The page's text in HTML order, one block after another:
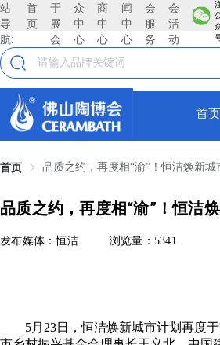
站
导
航:
首
页
于
展
会
众
中
心
商
中
心
闻
中
心
会
服
务
会
活
动
首页
首页 品质之约，再度相“渝”！恒洁焕新城
品质之约，再度相“渝”！恒洁
发布媒体：恒洁 浏览量：5341
5月23日，恒洁焕新城市计划再度于